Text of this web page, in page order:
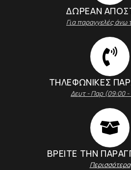
ΔΩΡΕΑΝ
Για παραγγελές άνω
ΤΗΛΕΦΩΝΙΚΕΣ
Δευτ - Παρ (09:00 -
ΒΡΕΙΤΕ ΤΗΝ
Περισσότερα